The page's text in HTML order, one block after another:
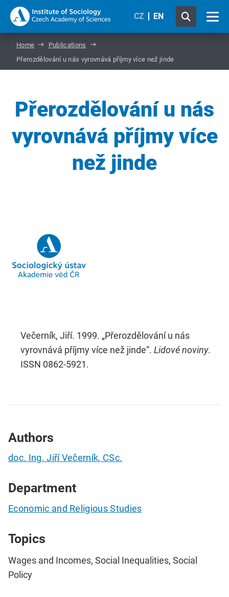
CZ EN
Home
Publications
Přerozdělování u nás vyrovnává příjmy více než jinde
Přerozdělování u nás
vyrovnává příjmy více
než jinde
Večerník, Jiří. 1999. „Přerozdělování u nás
vyrovnává příjmy více než jinde“. Lidové noviny.
ISSN 0862-5921.
Authors
doc. Ing. Jiří Večerník, CSc.
Department
Economic and Religious Studies
Topics
Wages and Incomes, Social Inequalities, Social
Policy